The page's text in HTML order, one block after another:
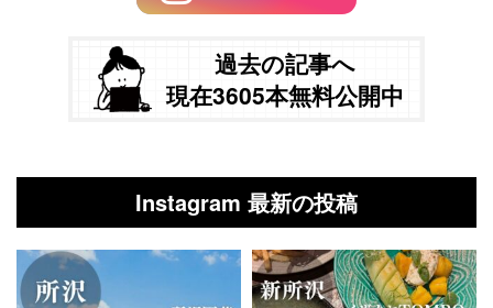
過去の記事へ
現在3605本無料公開中
Instagram 最新の投稿